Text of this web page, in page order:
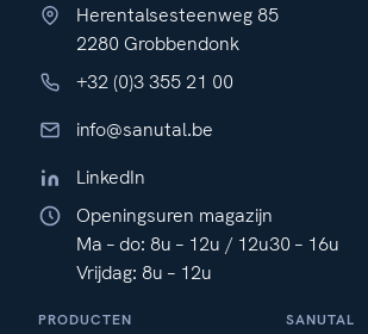
Herentalsesteenweg 85
2280 Grobbendonk
+32 (0)3 355 21 00
info@sanutal.be
LinkedIn
Openingsuren magazijn
Ma – do: 8u – 12u / 12u30 – 16u
Vrijdag: 8u – 12u
PRODUCTEN SANUTAL